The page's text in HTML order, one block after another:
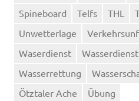
Spineboard
Telfs THL
Unwetterlage
Waserdienst
Wasserdienst
Wasserrettung
Ötztaler Ache
Übung